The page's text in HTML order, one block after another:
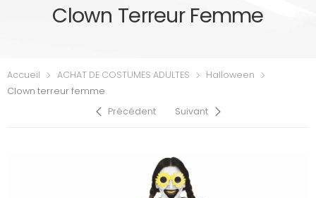
Clown Terreur Femme
Accueil ACHAT DE COSTUMES ADULTES
Halloween
Clown terreur femme
Précédent
Suivant